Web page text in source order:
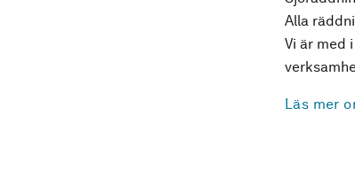
Alla
Vi är med
Läs mer